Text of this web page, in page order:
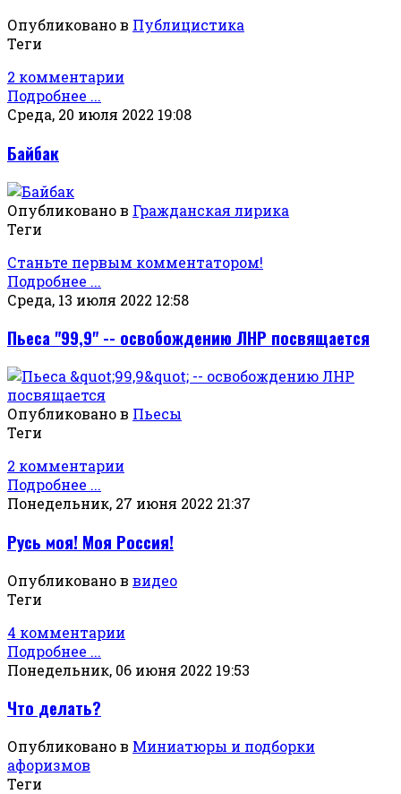
Опубликовано в Публицистика
Теги
2 комментарии
Подробнее ...
Среда, 20 июля 2022 19:08
Байбак
Опубликовано в Гражданская лирика
Теги
Станьте первым комментатором!
Подробнее ...
Среда, 13 июля 2022 12:58
Пьеса "99,9" -- освобождению ЛНР посвящается
Опубликовано в Пьесы
Теги
2 комментарии
Подробнее ...
Понедельник, 27 июня 2022 21:37
Русь моя! Моя Россия!
Опубликовано в видео
Теги
4 комментарии
Подробнее ...
Понедельник, 06 июня 2022 19:53
Что делать?
Опубликовано в Миниатюры и подборки
афоризмов
Теги